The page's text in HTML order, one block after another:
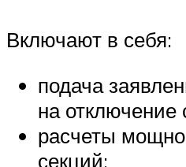
Включают в себя:
подача
на отключение
расчеты
секций;